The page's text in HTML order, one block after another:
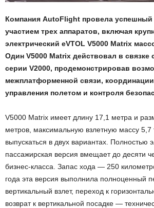
Компания AutoFlight провела успешный
участием трех аппаратов, включая
электрический eVTOL V5000 Matrix
Один V5000 Matrix действовал в
серии V2000, продемонстрировав
межплатформенной связи,
управления полетом и контроля
V5000 Matrix имеет длину 17,1 метра и
метров, максимальную взлетную массу 5,7
выпускаться в двух вариантах. Полностью
пассажирская версия вмещает до десяти
бизнес-класса. Запас хода — 250
года эта версия выполнила полноценный
вертикальный взлет, переход к
возврат к вертикальной посадке —